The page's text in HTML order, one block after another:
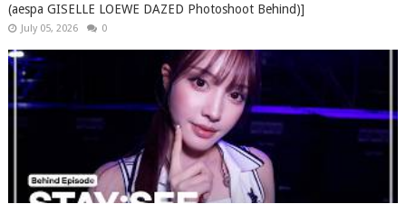
(aespa GISELLE LOEWE DAZED Photoshoot Behind)]
July 05, 2026 0